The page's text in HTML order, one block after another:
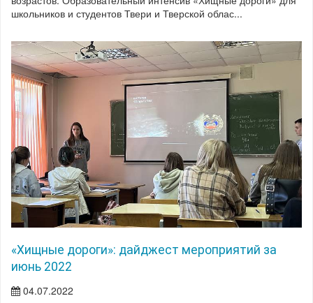
школьников и студентов Твери и Тверской облас...
«Хищные дороги»: дайджест мероприятий за
июнь 2022
04.07.2022